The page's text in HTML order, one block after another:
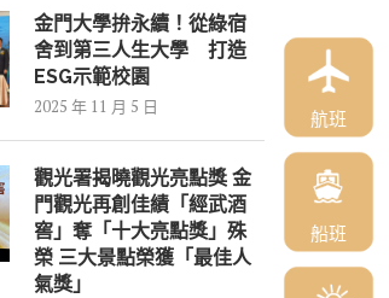
金門大學拚永續！從綠宿
舍到第三人生大學 打造
ESG示範校園
2025 年 11 月 5 日
觀光署揭曉觀光亮點獎 金
門觀光再創佳績「經武酒
窖」奪「十大亮點獎」殊
榮 三大景點榮獲「最佳人
氣獎」
航班
船班